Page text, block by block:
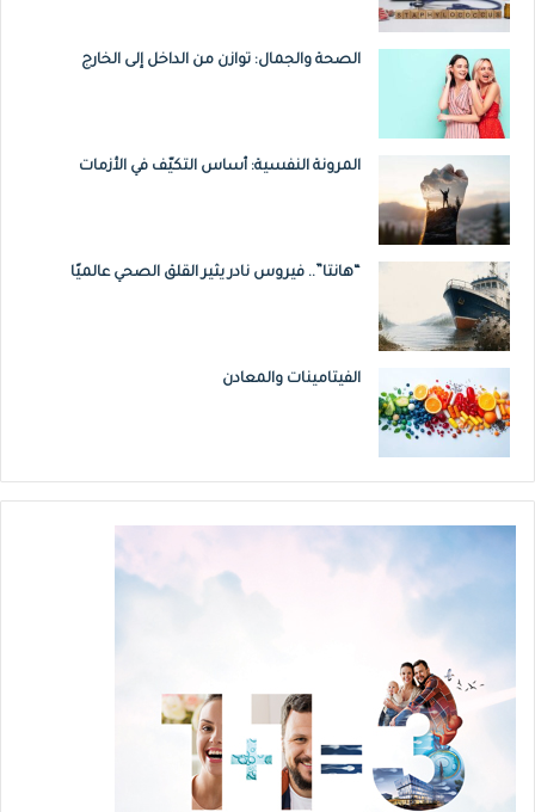
الصحة والجمال: توازن من الداخل إلى الخارج
المرونة النفسية: أساس التكيّف في الأزمات
“هانتا”.. فيروس نادر يثير القلق الصحي عالميًا
الفيتامينات والمعادن